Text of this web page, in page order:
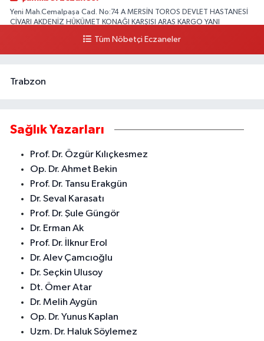
Yeni Mah.Cemalpaşa Cad. No:74 A MERSİN TOROS DEVLET HASTANESİ
CİVARI AKDENİZ HÜKÜMET KONAĞI KARŞISI ARAS KARGO YANI
Yol Tarifi Al
Tüm Nöbetçi Eczaneler
Trabzon
Sağlık Yazarları
Prof. Dr. Özgür Kılıçkesmez
Op. Dr. Ahmet Bekin
Prof. Dr. Tansu Erakgün
Dr. Seval Karasatı
Prof. Dr. Şule Güngör
Dr. Erman Ak
Prof. Dr. İlknur Erol
Dr. Alev Çamcıoğlu
Dr. Seçkin Ulusoy
Dt. Ömer Atar
Dr. Melih Aygün
Op. Dr. Yunus Kaplan
Uzm. Dr. Haluk Söylemez